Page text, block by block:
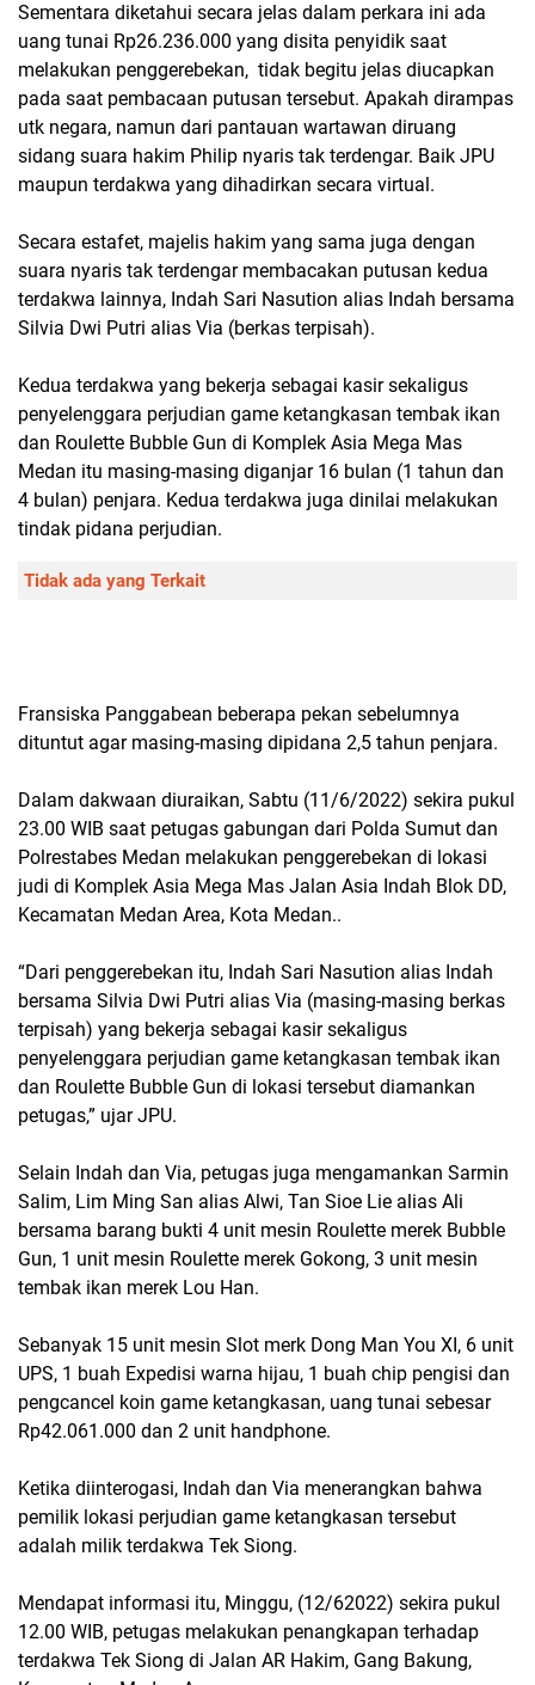
Sementara diketahui secara jelas dalam perkara ini ada
uang tunai Rp26.236.000 yang disita penyidik saat
melakukan penggerebekan, tidak begitu jelas diucapkan
pada saat pembacaan putusan tersebut. Apakah dirampas
utk negara, namun dari pantauan wartawan diruang
sidang suara hakim Philip nyaris tak terdengar. Baik JPU
maupun terdakwa yang dihadirkan secara virtual.
Secara estafet, majelis hakim yang sama juga dengan
suara nyaris tak terdengar membacakan putusan kedua
terdakwa lainnya, Indah Sari Nasution alias Indah bersama
Silvia Dwi Putri alias Via (berkas terpisah).
Kedua terdakwa yang bekerja sebagai kasir sekaligus
penyelenggara perjudian game ketangkasan tembak ikan
dan Roulette Bubble Gun di Komplek Asia Mega Mas
Medan itu masing-masing diganjar 16 bulan (1 tahun dan
4 bulan) penjara. Kedua terdakwa juga dinilai melakukan
tindak pidana perjudian.
Tidak ada yang Terkait
Fransiska Panggabean beberapa pekan sebelumnya
dituntut agar masing-masing dipidana 2,5 tahun penjara.
Dalam dakwaan diuraikan, Sabtu (11/6/2022) sekira pukul
23.00 WIB saat petugas gabungan dari Polda Sumut dan
Polrestabes Medan melakukan penggerebekan di lokasi
judi di Komplek Asia Mega Mas Jalan Asia Indah Blok DD,
Kecamatan Medan Area, Kota Medan..
“Dari penggerebekan itu, Indah Sari Nasution alias Indah
bersama Silvia Dwi Putri alias Via (masing-masing berkas
terpisah) yang bekerja sebagai kasir sekaligus
penyelenggara perjudian game ketangkasan tembak ikan
dan Roulette Bubble Gun di lokasi tersebut diamankan
petugas,” ujar JPU.
Selain Indah dan Via, petugas juga mengamankan Sarmin
Salim, Lim Ming San alias Alwi, Tan Sioe Lie alias Ali
bersama barang bukti 4 unit mesin Roulette merek Bubble
Gun, 1 unit mesin Roulette merek Gokong, 3 unit mesin
tembak ikan merek Lou Han.
Sebanyak 15 unit mesin Slot merk Dong Man You XI, 6 unit
UPS, 1 buah Expedisi warna hijau, 1 buah chip pengisi dan
pengcancel koin game ketangkasan, uang tunai sebesar
Rp42.061.000 dan 2 unit handphone.
Ketika diinterogasi, Indah dan Via menerangkan bahwa
pemilik lokasi perjudian game ketangkasan tersebut
adalah milik terdakwa Tek Siong.
Mendapat informasi itu, Minggu, (12/62022) sekira pukul
12.00 WIB, petugas melakukan penangkapan terhadap
terdakwa Tek Siong di Jalan AR Hakim, Gang Bakung,